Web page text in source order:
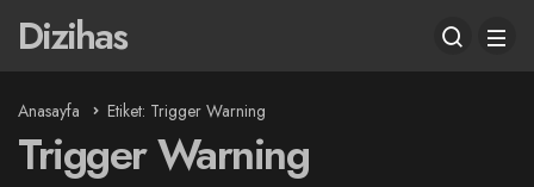
Dizihas
Anasayfa Etiket: Trigger Warning
Trigger Warning